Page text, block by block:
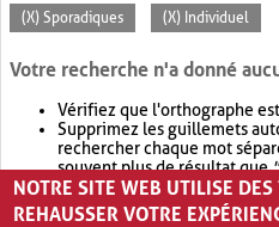
(X) Sporadiques (X) Individuel
Votre recherche n'a donné
Vérifiez que l'orthographe
Supprimez les guillemets
rechercher chaque mot
souvent plus de résultat que
Envisagez d'élargir votre
retournera souvent plus de
NOTRE SITE WEB UTILISE
REHAUSSER VOTRE